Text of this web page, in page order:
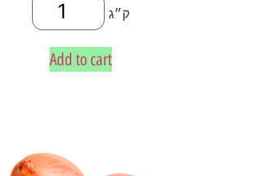
ק״ג
Add to cart